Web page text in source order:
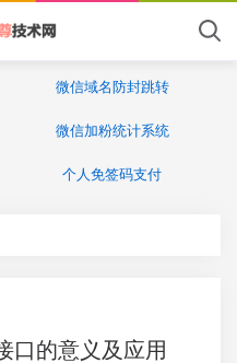
微信域名防封跳转
微信加粉统计系统
个人免签码支付
口的意义及应用